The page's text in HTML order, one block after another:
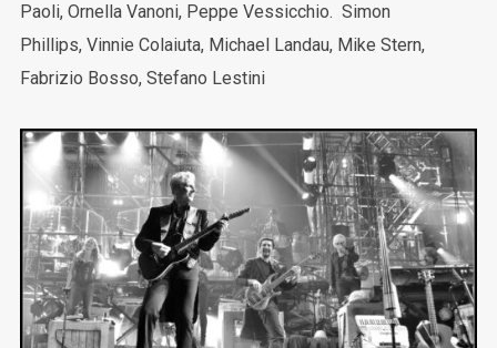
Paoli, Ornella Vanoni, Peppe Vessicchio. Simon
Phillips, Vinnie Colaiuta, Michael Landau, Mike Stern,
Fabrizio Bosso, Stefano Lestini